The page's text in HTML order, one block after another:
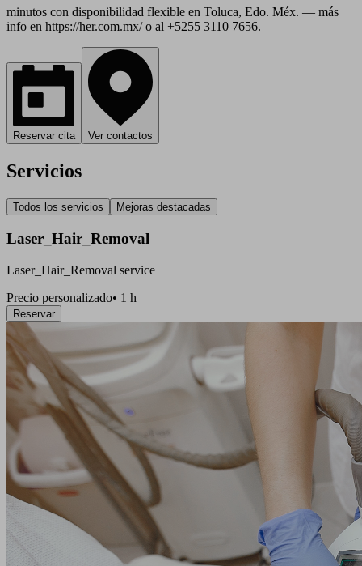
minutos con disponibilidad flexible en Toluca, Edo. Méx. — más
info en https://her.com.mx/ o al +5255 3110 7656.
Reservar cita Ver contactos
Servicios
Todos los servicios Mejoras destacadas
Laser_Hair_Removal
Laser_Hair_Removal service
Precio personalizado• 1 h
Reservar